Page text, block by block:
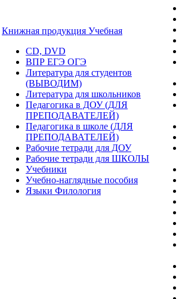
Книжная продукция Учебная
CD, DVD
ВПР ЕГЭ ОГЭ
Литература для студентов
(ВЫВОДИМ)
Литература для школьников
Педагогика в ДОУ (ДЛЯ
ПРЕПОДАВАТЕЛЕЙ)
Педагогика в школе (ДЛЯ
ПРЕПОДАВАТЕЛЕЙ)
Рабочие тетради для ДОУ
Рабочие тетради для ШКОЛЫ
Учебники
Учебно-наглядные пособия
Языки Филология